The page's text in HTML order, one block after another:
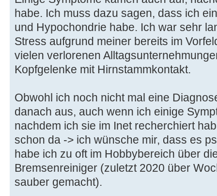
habe. Ich muss dazu sagen, dass ich
und Hypochondrie habe. Ich war sehr
Stress aufgrund meiner bereits im
vielen verlorenen
Kopfgelenke mit Hirnstammkontakt.
Obwohl ich noch nicht mal eine
danach aus, auch wenn ich einige
nachdem ich sie im Inet recherchiert
schon da -> ich wünsche mir, dass es
habe ich zu oft im Hobbybereich über
Bremsenreiniger (zuletzt 2020 über
sauber gemacht).